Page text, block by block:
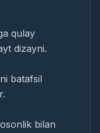
qulay
dizayni.
batafsil
bilan